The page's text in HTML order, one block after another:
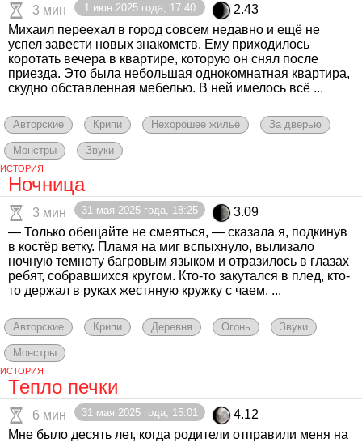
3 мин 1 июн 2025 года, 17:40
2.43
Михаил переехал в город совсем недавно и ещё не
успел завести новых знакомств. Ему приходилось
коротать вечера в квартире, которую он снял после
приезда. Это была небольшая однокомнатная квартира,
скудно обставленная мебелью. В ней имелось всё ...
Авторские Крипи Нехорошее жильё За дверью
Монстры Звуки
ИСТОРИЯ
Ночница
3 мин 31 мая 2025 года, 18:25
3.09
— Только обещайте не смеяться, — сказала я, подкинув
в костёр ветку. Пламя на миг вспыхнуло, вылизало
ночную темноту багровым языком и отразилось в глазах
ребят, собравшихся кругом. Кто-то закутался в плед, кто-
то держал в руках жестяную кружку с чаем. ...
Авторские Крипи Деревня Огонь Звуки
Монстры
ИСТОРИЯ
Тепло печки
6 мин 31 мая 2025 года, 15:01
4.12
Мне было десять лет, когда родители отправили меня на